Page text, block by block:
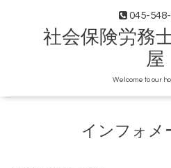
045-
社会保険労務
屋
Welcome to our
インフォメ